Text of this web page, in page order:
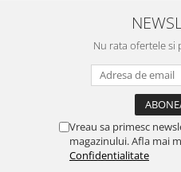
Nu rata ofertele
Vreau sa primesc
magazinului. Afla mai
Confidentialitate